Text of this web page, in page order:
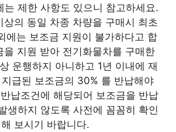
는 제한 사항도 있으니 참고하세요.
상의 동일 차종 차량을 구매시 최초
에는 보조금 지원이 불가하다고 합
을 지원 받아 전기화물차를 구매한
운행하지 아니하고 1년 이내에 재
급된 보조금의 30% 를 반납해야
납조건에 해당되어 보조금을 반납
생하지 않도록 사전에 꼼꼼히 확인
해 보시기 바랍니다.